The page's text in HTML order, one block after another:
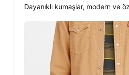
Dayanıklı kumaşlar, modern ve